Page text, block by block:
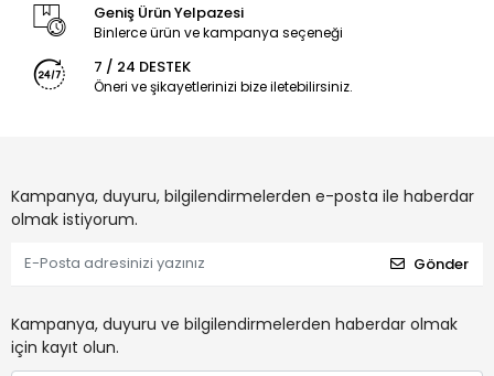
Geniş Ürün Yelpazesi
Binlerce ürün ve kampanya seçeneği
7 / 24 DESTEK
Öneri ve şikayetlerinizi bize iletebilirsiniz.
Kampanya, duyuru, bilgilendirmelerden e-posta ile haberdar
olmak istiyorum.
Gönder
Kampanya, duyuru ve bilgilendirmelerden haberdar olmak
için kayıt olun.